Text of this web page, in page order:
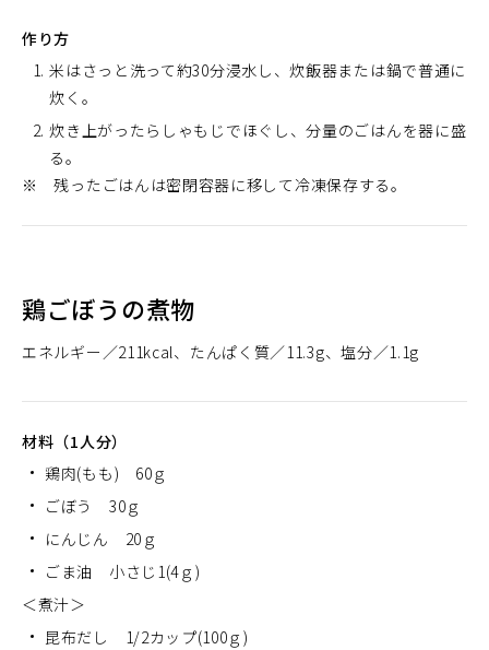
作り方
米はさっと洗って約30分浸水し、炊飯器または鍋で普通に
炊く。
炊き上がったらしゃもじでほぐし、分量のごはんを器に盛
る。
※ 残ったごはんは密閉容器に移して冷凍保存する。
鶏ごぼうの煮物
エネルギー 211kcal たんぱく質 11.3g 塩分 1.1g
材料（1人分）
鶏肉(もも) 60ｇ
ごぼう 30ｇ
にんじん 20ｇ
ごま油 小さじ1(4ｇ)
＜煮汁＞
昆布だし 1/2カップ(100ｇ)